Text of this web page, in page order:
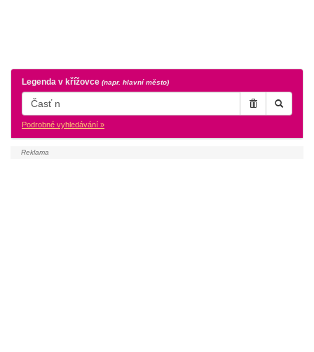
Legenda v křížovce (napr. hlavní město)
Podrobné vyhledávání »